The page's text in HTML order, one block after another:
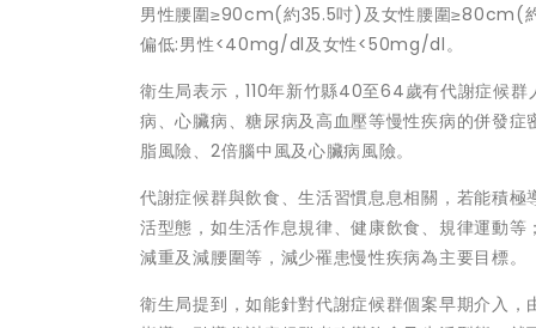
男性腰圍≥90cm(約35.5吋)及女性腰圍≥80cm(
偏低:男性<40mg/dl及女性<50mg/dl。
衛生局表示，110年新竹縣40至64歲有代謝症候
病、心臟病、糖尿病及高血壓等慢性疾病的併發
脂風險、2倍腦中風及心臟病風險。
代謝症候群與飲食、生活習慣息息相關，若能積
活型態，如生活作息規律、健康飲食、規律運動
減重及減腰圍等，減少罹患慢性疾病為主要目標。
衛生局提到，如能針對代謝症候群個案早期介入